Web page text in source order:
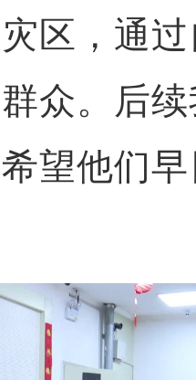
区，通
众。后
望他们